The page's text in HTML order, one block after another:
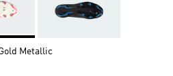
Metallic